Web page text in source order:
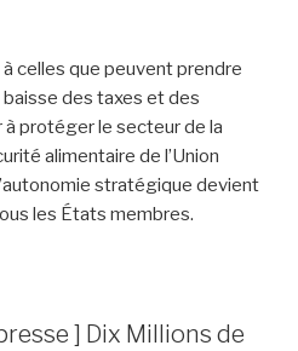
celles que peuvent prendre
des taxes et des
protéger le secteur de la
alimentaire de l’Union
stratégique devient
les États membres.
] Dix Millions de